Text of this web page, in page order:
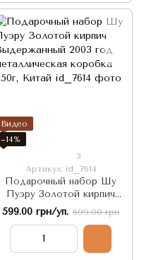
Видео
−14%
3
Артикул: id_7614
Подарочный набор Шу
Пуэру Золотой кирпич
Выдержанный 2003 год
металлическая коробка
250г, Китай
599.00 грн/уп. 699.00 грн